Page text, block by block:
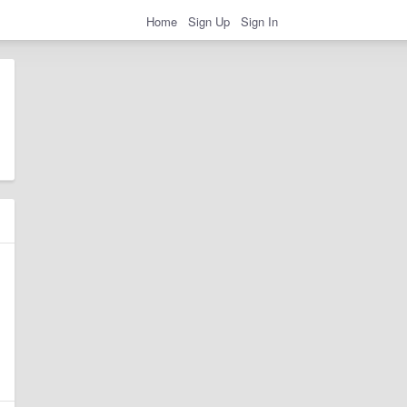
Home Sign Up Sign In